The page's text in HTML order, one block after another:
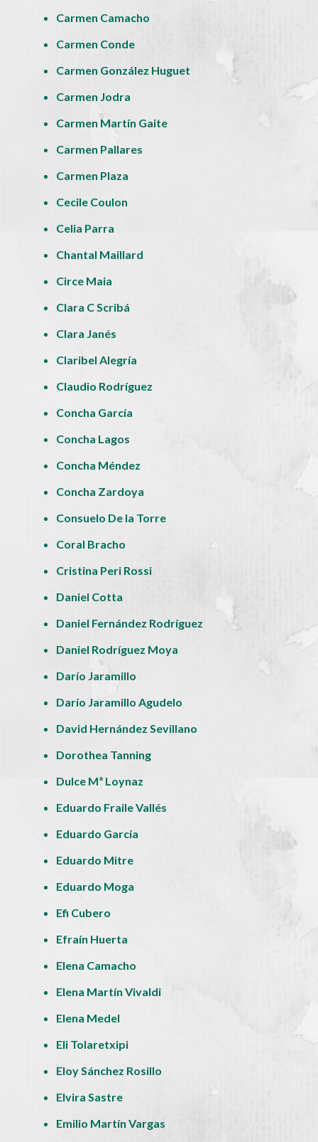
Carmen Camacho
Carmen Conde
Carmen González Huguet
Carmen Jodra
Carmen Martín Gaite
Carmen Pallares
Carmen Plaza
Cecile Coulon
Celia Parra
Chantal Maillard
Circe Maia
Clara C Scribá
Clara Janés
Claribel Alegría
Claudio Rodríguez
Concha García
Concha Lagos
Concha Méndez
Concha Zardoya
Consuelo De la Torre
Coral Bracho
Cristina Peri Rossi
Daniel Cotta
Daniel Fernández Rodríguez
Daniel Rodríguez Moya
Darío Jaramillo
Darío Jaramillo Agudelo
David Hernández Sevillano
Dorothea Tanning
Dulce Mª Loynaz
Eduardo Fraile Vallés
Eduardo García
Eduardo Mitre
Eduardo Moga
Efi Cubero
Efraín Huerta
Elena Camacho
Elena Martín Vivaldi
Elena Medel
Eli Tolaretxipi
Eloy Sánchez Rosillo
Elvira Sastre
Emilio Martín Vargas